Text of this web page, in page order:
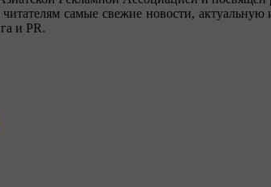
самые свежие новости,
и PR.